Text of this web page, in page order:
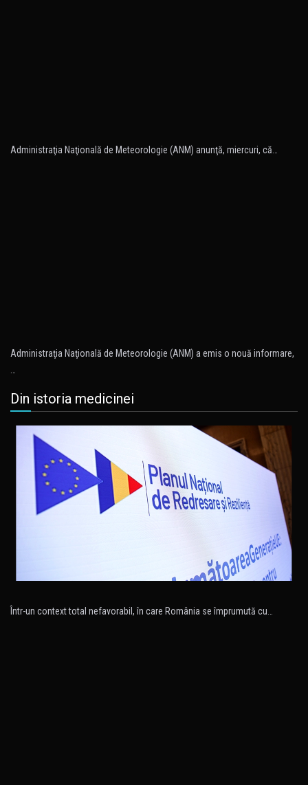
Administraţia Naţională de Meteorologie (ANM) anunţă, miercuri, că…
Administraţia Naţională de Meteorologie (ANM) a emis o nouă informare,
…
Din istoria medicinei
Într-un context total nefavorabil, în care România se împrumută cu…